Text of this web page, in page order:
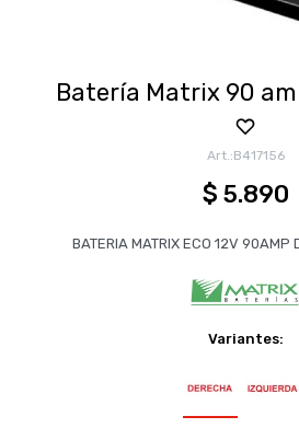
Batería Matrix 90
B417156
$ 5.890
BATERIA MATRIX ECO 12V 90AMP
Variantes: